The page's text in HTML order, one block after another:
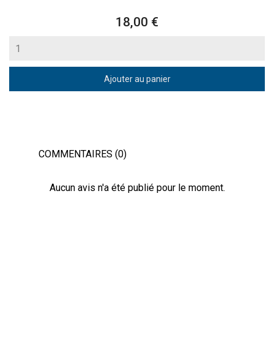
Prix
18,00 €
Ajouter au panier
COMMENTAIRES (0)
Aucun avis n'a été publié pour le moment.